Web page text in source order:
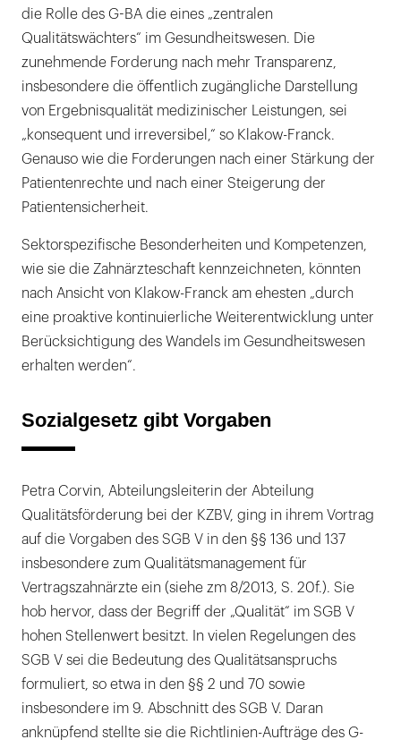
die Rolle des G-BA die eines „zentralen
Qualitätswächters“ im Gesundheitswesen. Die
zunehmende Forderung nach mehr Transparenz,
insbesondere die öffentlich zugängliche Darstellung
von Ergebnisqualität medizinischer Leistungen, sei
„konsequent und irreversibel,“ so Klakow-Franck.
Genauso wie die Forderungen nach einer Stärkung der
Patientenrechte und nach einer Steigerung der
Patientensicherheit.
Sektorspezifische Besonderheiten und Kompetenzen,
wie sie die Zahnärzteschaft kennzeichneten, könnten
nach Ansicht von Klakow-Franck am ehesten „durch
eine proaktive kontinuierliche Weiterentwicklung unter
Berücksichtigung des Wandels im Gesundheitswesen
erhalten werden“.
Sozialgesetz gibt Vorgaben
Petra Corvin, Abteilungsleiterin der Abteilung
Qualitätsförderung bei der KZBV, ging in ihrem Vortrag
auf die Vorgaben des SGB V in den §§ 136 und 137
insbesondere zum Qualitätsmanagement für
Vertragszahnärzte ein (siehe zm 8/2013, S. 20f.). Sie
hob hervor, dass der Begriff der „Qualität“ im SGB V
hohen Stellenwert besitzt. In vielen Regelungen des
SGB V sei die Bedeutung des Qualitätsanspruchs
formuliert, so etwa in den §§ 2 und 70 sowie
insbesondere im 9. Abschnitt des SGB V. Daran
anknüpfend stellte sie die Richtlinien-Aufträge des G-